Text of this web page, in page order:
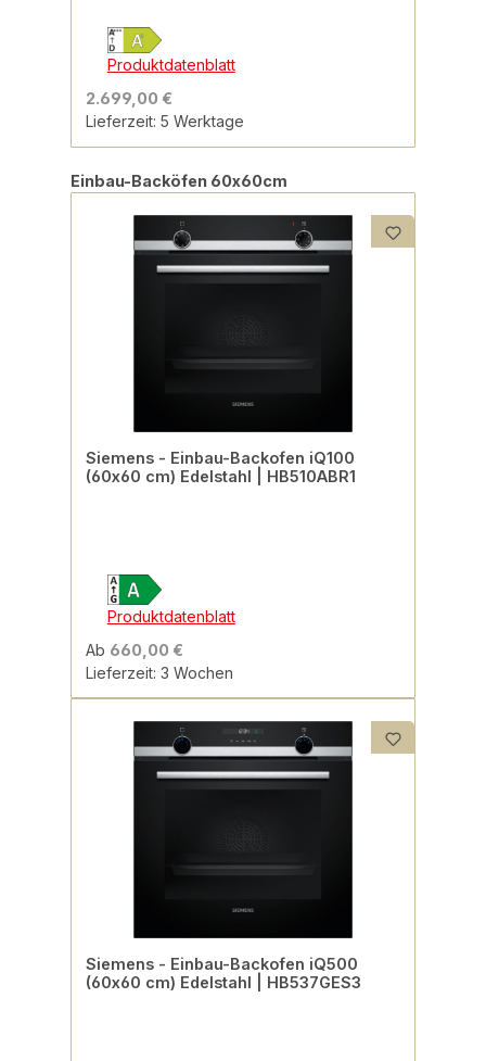
Produktdatenblatt
2.699,00 €
Lieferzeit: 5 Werktage
Produktgalerie überspringen
Einbau-Backöfen 60x60cm
Siemens - Einbau-Backofen iQ100
(60x60 cm) Edelstahl | HB510ABR1
Produktdatenblatt
Ab 660,00 €
Lieferzeit: 3 Wochen
Siemens - Einbau-Backofen iQ500
(60x60 cm) Edelstahl | HB537GES3